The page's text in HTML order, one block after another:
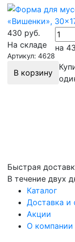
430 руб.
На складе
Артикул: 4628
на
В корзину
Быстрая
В течение двух
Каталог
Доставка и
Акции
О компании